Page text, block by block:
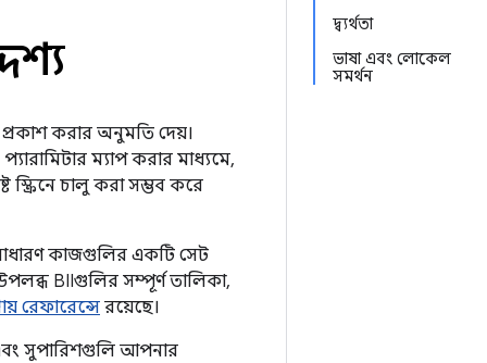
দ্ব্যর্থতা
ভাষা এবং লোকেল
সমর্থন
করার অনুমতি দেয়।
ম্যাপ করার মাধ্যমে,
চালু করা সম্ভব করে
সাধারণ কাজগুলির একটি সেট
BIIগুলির সম্পূর্ণ তালিকা,
রেফারেন্সে রয়েছে।
সুপারিশগুলি আপনার